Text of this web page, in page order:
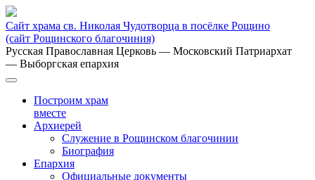
Сайт храма св. Николая Чудотворца в посёлке Рощино
(сайт Рощинского благочиния)
Русская Православная Церковь — Московский Патриархат
— Выборгская епархия
Построим храм
вместе
Архиерей
Служение в Рощинском благочинии
Биография
Епархия
Официальные документы